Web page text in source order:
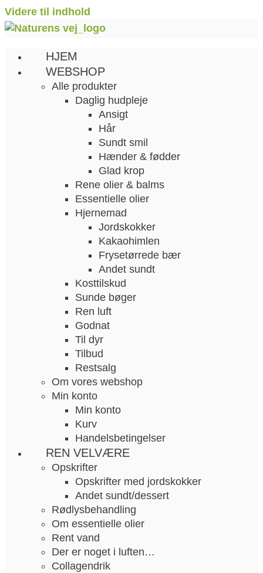
Videre til indhold
HJEM
WEBSHOP
Alle produkter
Daglig hudpleje
Ansigt
Hår
Sundt smil
Hænder & fødder
Glad krop
Rene olier & balms
Essentielle olier
Hjernemad
Jordskokker
Kakaohimlen
Frysetørrede bær
Andet sundt
Kosttilskud
Sunde bøger
Ren luft
Godnat
Til dyr
Tilbud
Restsalg
Om vores webshop
Min konto
Min konto
Kurv
Handelsbetingelser
REN VELVÆRE
Opskrifter
Opskrifter med jordskokker
Andet sundt/dessert
Rødlysbehandling
Om essentielle olier
Rent vand
Der er noget i luften…
Collagendrik